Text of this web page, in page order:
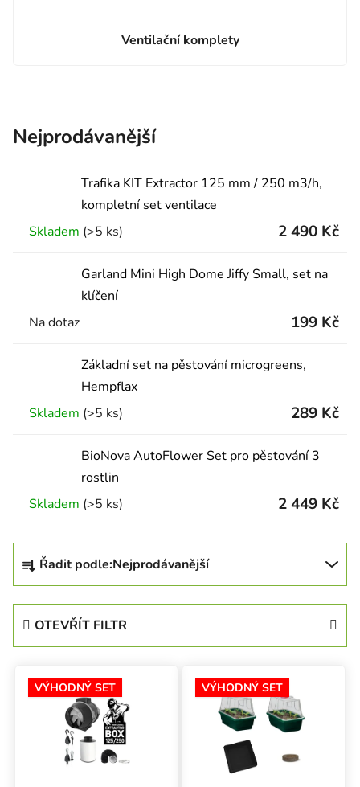
Ventilační komplety
Nejprodávanější
Trafika KIT Extractor 125 mm / 250 m3/h,
kompletní set ventilace
Skladem (>5 ks) 2 490 Kč
Garland Mini High Dome Jiffy Small, set na
klíčení
Na dotaz
199 Kč
Základní set na pěstování microgreens,
Hempflax
Skladem (>5 ks) 289 Kč
BioNova AutoFlower Set pro pěstování 3
rostlin
Skladem (>5 ks) 2 449 Kč
Řazení produktů
Řadit podle:Nejprodávanější
OTEVŘÍT FILTR
Výpis produktů
VÝHODNÝ SET VÝHODNÝ SET